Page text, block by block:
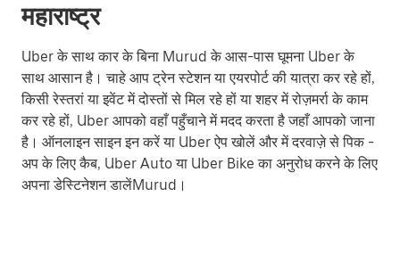
महाराष्ट्र
Uber के साथ कार के बिना Murud के आस-पास घूमना Uber के
साथ आसान है। चाहे आप ट्रेन स्टेशन या एयरपोर्ट की यात्रा कर रहे हों,
किसी रेस्तरां या इवेंट में दोस्तों से मिल रहे हों या शहर में रोज़मर्रा के काम
कर रहे हों, Uber आपको वहाँ पहुँचाने में मदद करता है जहाँ आपको जाना
है। ऑनलाइन साइन इन करें या Uber ऐप खोलें और में दरवाज़े से पिक -
अप के लिए कैब, Uber Auto या Uber Bike का अनुरोध करने के लिए
अपना डेस्टिनेशन डालेंMurud।